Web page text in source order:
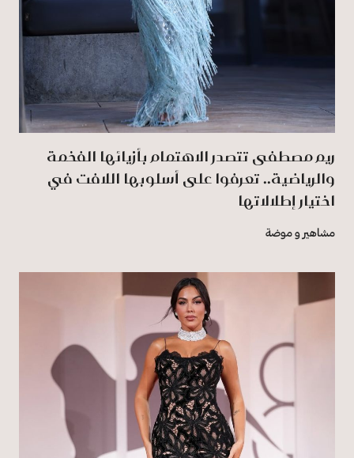
ريم مصطفى تتصدر الاهتمام بأزيائها الفخمة
والرياضية.. تعرفوا على أسلوبها اللافت في
اختيار إطلالاتها
مشاهير و موضة